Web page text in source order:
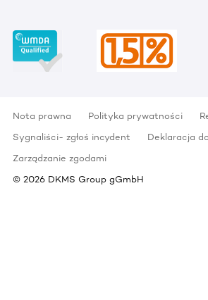
Nota prawna Polityka prywatności
Sygnaliści- zgłoś incydent
Deklaracja
Zarządzanie zgodami
© 2026 DKMS Group gGmbH